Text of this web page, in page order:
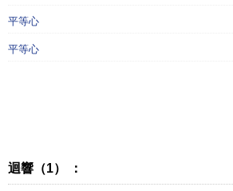
平等心
平等心
迴響（1） ：